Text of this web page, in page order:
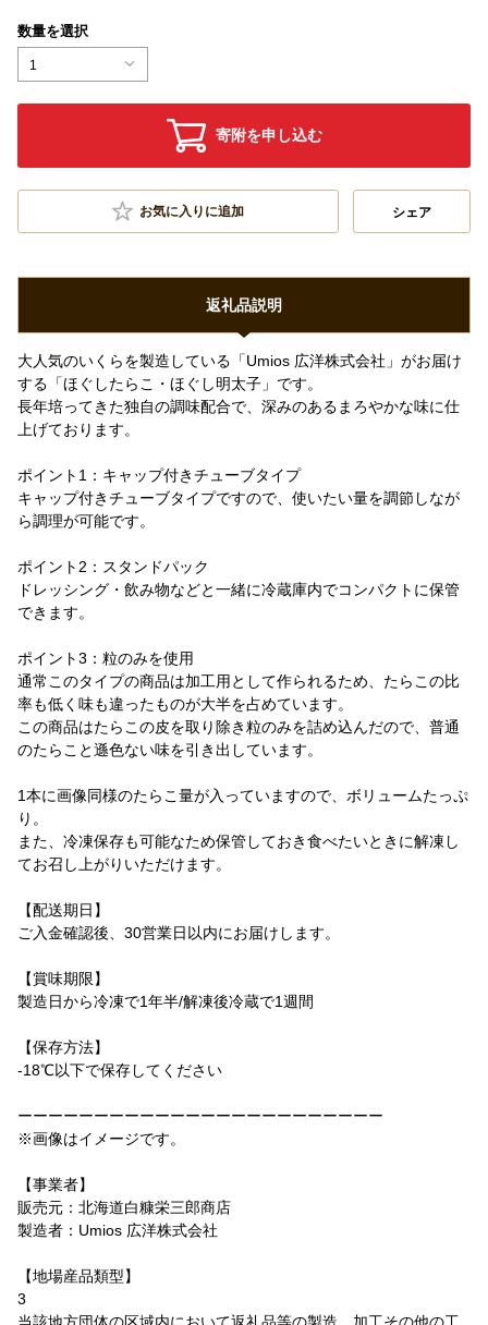
数量を選択
1
寄附を申し込む
お気に入りに追加 シェア
返礼品説明
大人気のいくらを製造している「Umios 広洋株式会社」がお届け
する「ほぐしたらこ・ほぐし明太子」です。
長年培ってきた独自の調味配合で、深みのあるまろやかな味に仕
上げております。
ポイント1：キャップ付きチューブタイプ
キャップ付きチューブタイプですので、使いたい量を調節しなが
ら調理が可能です。
ポイント2：スタンドパック
ドレッシング・飲み物などと一緒に冷蔵庫内でコンパクトに保管
できます。
ポイント3：粒のみを使用
通常このタイプの商品は加工用として作られるため、たらこの比
率も低く味も違ったものが大半を占めています。
この商品はたらこの皮を取り除き粒のみを詰め込んだので、普通
のたらこと遜色ない味を引き出しています。
1本に画像同様のたらこ量が入っていますので、ボリュームたっぷ
り。
また、冷凍保存も可能なため保管しておき食べたいときに解凍し
てお召し上がりいただけます。
【配送期日】
ご入金確認後、30営業日以内にお届けします。
【賞味期限】
製造日から冷凍で1年半/解凍後冷蔵で1週間
【保存方法】
-18℃以下で保存してください
ーーーーーーーーーーーーーーーーーーーーーーーー
※画像はイメージです。
【事業者】
販売元：北海道白糠栄三郎商店
製造者：Umios 広洋株式会社
【地場産品類型】
3
当該地方団体の区域内において返礼品等の製造、加工その他の工